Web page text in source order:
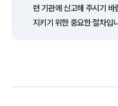
련 기관에 신고해 주시기
지키기 위한 중요한 절차입